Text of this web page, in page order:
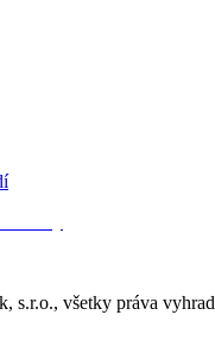
s.r.o., všetky práva